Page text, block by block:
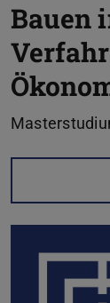
Bauen